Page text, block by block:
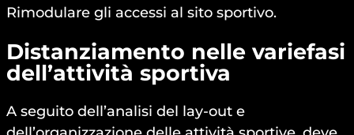
Rimodulare gli accessi al sito sportivo.
Distanziamento nelle variefasi
dell’attività sportiva
A seguito dell’analisi del lay-out e